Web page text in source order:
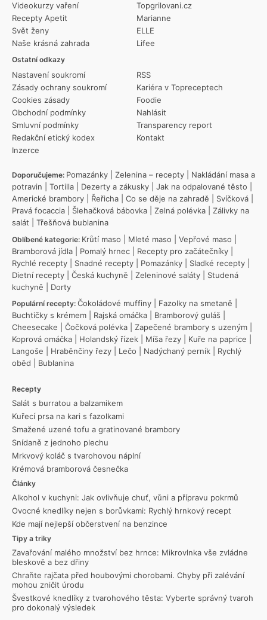
Videokurzy vaření
Recepty Apetit
Svět ženy
Naše krásná zahrada
Ostatní odkazy
Nastavení soukromí
Zásady ochrany soukromí
Cookies zásady
Obchodní podmínky
Smluvní podmínky
Redakční etický kodex
Inzerce
RSS
Kariéra v Topreceptech
Foodie
Nahlásit
Transparency report
Kontakt
Topgrilovani.cz
Marianne
ELLE
Lifee
Doporučujeme: Pomazánky Zelenina – recepty
Nakládání masa a
potravin
Tortilla Dezerty a zákusky Jak na odpalované těsto
Americké brambory
Řeřicha Co se děje na zahradě Svíčková
Pravá focaccia
Šlehačková bábovka Zelná polévka
Zálivky na
salát
Třešňová bublanina
Oblíbené kategorie: Krůtí maso Mleté maso Vepřové maso
Bramborová jídla
Pomalý hrnec Recepty pro začátečníky
Rychlé recepty
Snadné recepty Pomazánky Sladké recepty
Dietní recepty
Česká kuchyně Zeleninové saláty
Studená
kuchyně
Dorty
Populární recepty: Čokoládové muffiny Fazolky na smetaně
Buchtičky s krémem
Rajská omáčka Bramborový guláš
Cheesecake
Čočková polévka Zapečené brambory s uzeným
Koprová omáčka
Holandský řízek Míša řezy Kuře na paprice
Langoše
Hraběnčiny řezy Lečo Nadýchaný perník
Rychlý
oběd
Bublanina
Recepty
Salát s burratou a balzamikem
Kuřecí prsa na kari s fazolkami
Smažené uzené tofu a gratinované brambory
Snídaně z jednoho plechu
Mrkvový koláč s tvarohovou náplní
Krémová bramborová česnečka
Články
Alkohol v kuchyni: Jak ovlivňuje chuť, vůni a přípravu pokrmů
Ovocné knedlíky nejen s borůvkami: Rychlý hrnkový recept
Kde mají nejlepší občerstvení na benzince
Tipy a triky
Zavařování malého množství bez hrnce: Mikrovlnka vše zvládne
bleskově a bez dřiny
Chraňte rajčata před houbovými chorobami. Chyby při zalévání
mohou zničit úrodu
Švestkové knedlíky z tvarohového těsta: Vyberte správný tvaroh
pro dokonalý výsledek